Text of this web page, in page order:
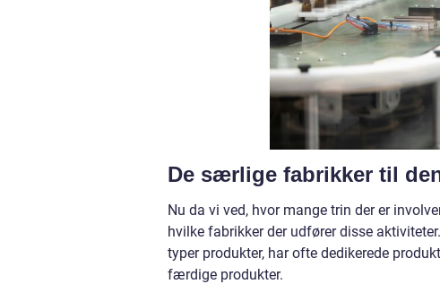
De særlige fabrikker til
Nu da vi ved, hvor mange trin der er
hvilke fabrikker der udfører disse
typer produkter, har ofte dedikerede
færdige produkter.